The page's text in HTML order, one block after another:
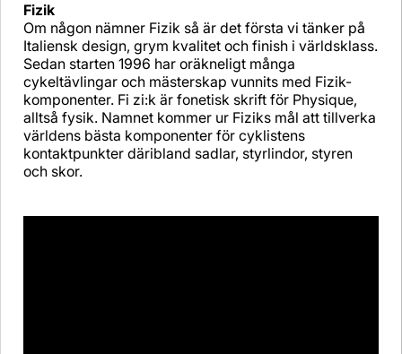
Fizik
Om någon nämner Fizik så är det första vi tänker på
Italiensk design, grym kvalitet och finish i världsklass.
Sedan starten 1996 har oräkneligt många
cykeltävlingar och mästerskap vunnits med Fizik-
komponenter. Fi zi:k är fonetisk skrift för Physique,
alltså fysik. Namnet kommer ur Fiziks mål att tillverka
världens bästa komponenter för cyklistens
kontaktpunkter däribland sadlar, styrlindor, styren
och skor.